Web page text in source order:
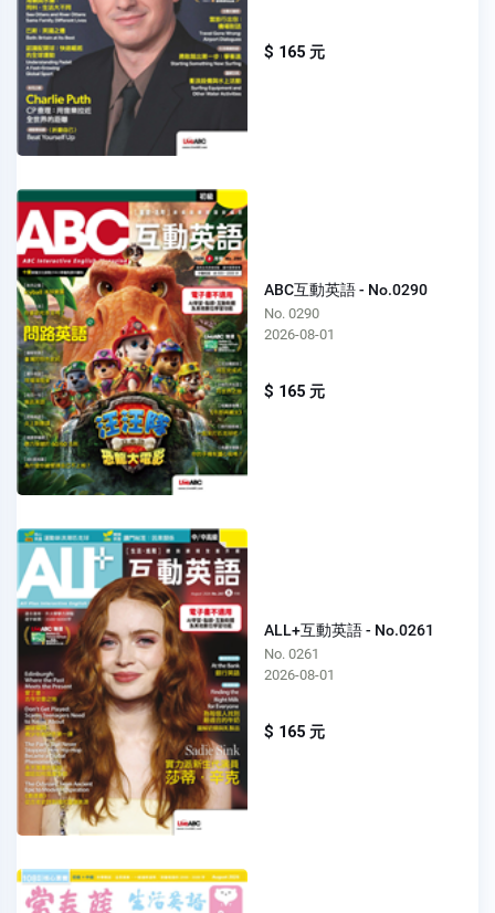
$ 165 元
ABC互動英語 - No.0290
No. 0290
2026-08-01
$ 165 元
ALL+互動英語 - No.0261
No. 0261
2026-08-01
$ 165 元